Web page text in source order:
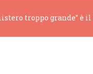
troppo grande” è